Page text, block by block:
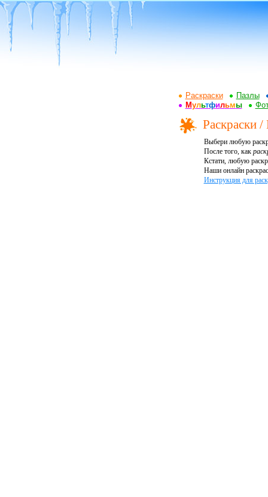
Раскраски
Пазлы
Мультфильмы
Раскраски
Выбери любую
После того, как
Кстати, любую
Наши онлайн
Инструкция для